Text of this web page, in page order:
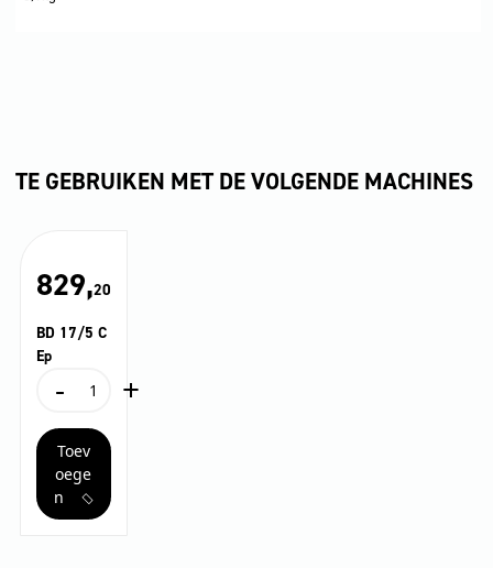
TE GEBRUIKEN MET DE VOLGENDE MACHINES
829,20
BD 17/5 C
Ep
-
BD
C
Ep
aantal
+
Toev
oege
n